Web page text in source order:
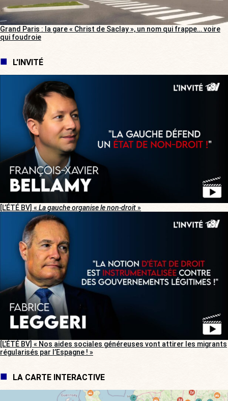
Grand Paris : la gare « Christ de Saclay », un nom qui frappe… voire
qui foudroie
L'INVITÉ
[L’ÉTÉ BV] « La gauche organise le non-droit»
[L’ÉTÉ BV] « Nos aides sociales généreuses vont attirer les migrants
régularisés par l’Espagne ! »
LA CARTE INTERACTIVE